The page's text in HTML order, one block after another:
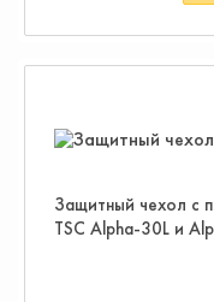
Защитный чехол с
TSC Alpha-30L и